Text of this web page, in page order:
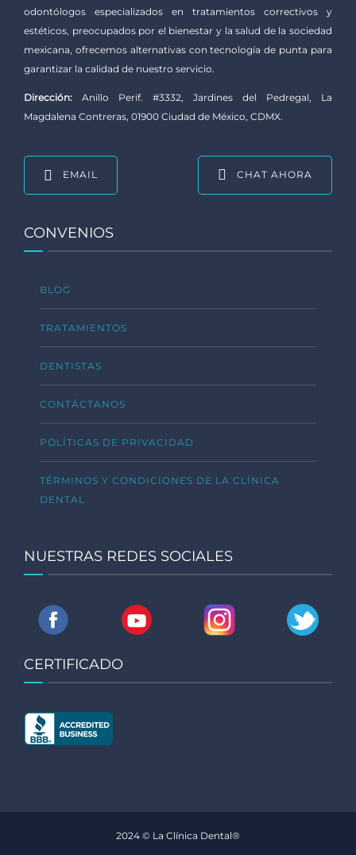
odontólogos especializados en tratamientos correctivos y
estéticos, preocupados por el bienestar y la salud de la sociedad
mexicana, ofrecemos alternativas con tecnología de punta para
garantizar la calidad de nuestro servicio.
Dirección: Anillo Perif. #3332, Jardines del Pedregal, La
Magdalena Contreras, 01900 Ciudad de México, CDMX.
EMAIL CHAT AHORA
CONVENIOS
BLOG
TRATAMIENTOS
DENTISTAS
CONTÁCTANOS
POLÍTICAS DE PRIVACIDAD
TÉRMINOS Y CONDICIONES DE LA CLÍNICA
DENTAL
NUESTRAS REDES SOCIALES
CERTIFICADO
2024 © La Clínica Dental®